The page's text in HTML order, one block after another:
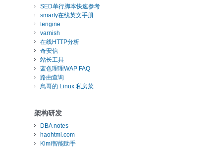
SED单行脚本快速参考
smarty在线英文手册
tengine
varnish
在线HTTP分析
奇安信
站长工具
蓝色理理WAP FAQ
路由查询
鳥哥的 Linux 私房菜
架构研发
DBA notes
haohtml.com
Kimi智能助手